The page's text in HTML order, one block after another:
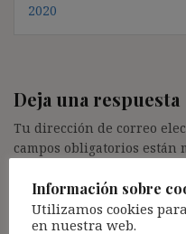
2020
Deja una respuesta
Tu dirección de correo
campos obligatorios están
Información sobre
Utilizamos cookies
en nuestra web.